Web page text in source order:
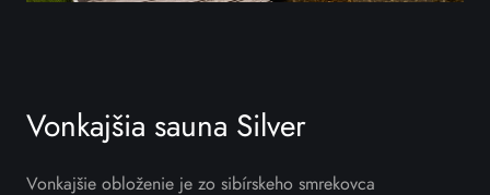
Vonkajšia sauna Silver
Vonkajšie obloženie je zo sibírskeho smrekovca